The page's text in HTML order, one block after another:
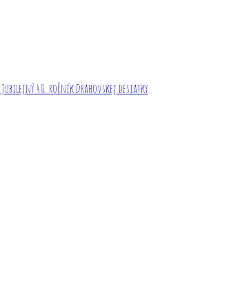
Jubilejný 40. ročník Drahovskej desiatky